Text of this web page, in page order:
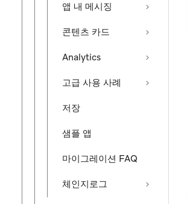
앱 내 메시징
콘텐츠 카드
Analytics
고급 사용 사례
저장
샘플 앱
마이그레이션 FAQ
체인지로그